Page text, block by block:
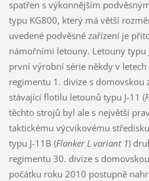
spatřen s výkonnějším
typu KG800, který má větší
uvedené podvěsné zařízení je
námořními letouny. Letouny typu
první výrobní série někdy v
regimentu 1. divize s domovskou
stávající flotilu letounů typu J-11 (
těchto strojů byl ale s největší
taktickému výcvikovému
typu J-11B (Flanker L variant 1)
regimentu 30. divize s
počátku roku 2010 postupně